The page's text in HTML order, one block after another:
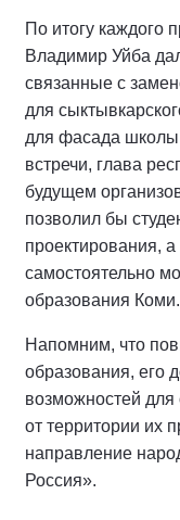
По итогу каждого
Владимир Уйба
связанные с
для
для фасада
встречи, глава
будущем
позволил бы
проектирования,
самостоятельно
образования Коми.
Напомним, что
образования, его
возможностей для
от территории их
направление
Россия».